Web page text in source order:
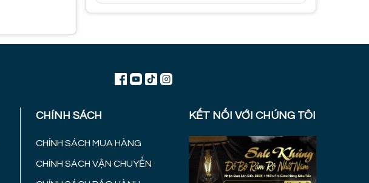
CHÍNH SÁCH
CHÍNH SÁCH MUA HÀNG
CHÍNH SÁCH VẬN CHUYỂN
KẾT NỐI VỚI CHÚNG TÔI